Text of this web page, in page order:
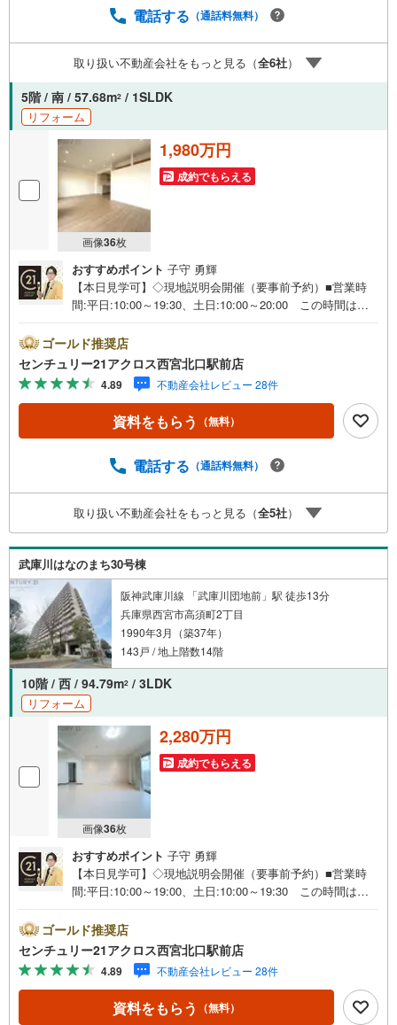
しも大歓迎です。 お子様連れでもご安心ください。■取り
物件を取り扱っています。Yahoo！不動産に掲載しきれな
い物件もご紹介できます。お気軽にお問合せください。弊
社ホームページへは「C21アクロス」で検索！
電話する （通話料無料）
取り扱い不動産会社をもっと見る（全6社）
5階 / 南 / 57.68m2 / 1SLDK
リフォーム
画像36枚
1,980万円
成約でもらえる
おすすめポイント 子守 勇輝
【本日見学可】◇現地説明会開催（要事前予約）■営業時
間:平日:10:00～19:30、土日:10:00～20:00 この時間はお
1月フルリノベーション済。阪神「尼崎センタープール前」
駅まで徒歩7分。南向きで陽当たり良好＝＝センチュリー21
アクロスグループの3つの特徴＝＝＝■センチュリー21グル
ープで28年連続No.1（1997年～2024年兵庫地区仲介実績）
尼崎・伊丹・西宮・宝塚にて8店舗展開中。阪神間での購
入や売却は当店にお任せ下さい■お客様駐車場、キッズスペ
しも大歓迎です。 お子様連れでもご安心ください。■取り
物件を取り扱っています。Yahoo！不動産に掲載しきれな
い物件もご紹介できます。お気軽にお問合せください。弊
社ホームページへは「C21アクロス」で検索！
ゴールド推奨店
センチュリー21アクロス西宮北口駅前店
4.89 不動産会社レビュー 28件
資料をもらう （無料）
電話する （通話料無料）
取り扱い不動産会社をもっと見る（全5社）
武庫川はなのまち30号棟
阪神武庫川線 「武庫川団地前」駅 徒歩13分
兵庫県西宮市高須町2丁目
1990年3月（築37年）
143戸 / 地上階数14階
10階 / 西 / 94.79m2 / 3LDK
リフォーム
画像36枚
2,280万円
成約でもらえる
おすすめポイント 子守 勇輝
【本日見学可】◇現地説明会開催（要事前予約）■営業時
間:平日:10:00～19:00、土日:10:00～19:30 この時間はお
ーム済みで空家につきすぐにでもお住まいいただけます♪
高層階10階部分で陽当たり通風良好です。○センチュリー2
1アクロスグループの3つの特徴○■センチュリー21グループ
で28年連続No.1（1997年～2024年兵庫地区仲介実績） 西
宮・尼崎・伊丹・宝塚にて8店舗展開中。阪神間での購入や
売却は当店にお任せ下さい■お客様駐車場、キッズスペース
ゴールド推奨店
センチュリー21アクロス西宮北口駅前店
4.89 不動産会社レビュー 28件
資料をもらう （無料）